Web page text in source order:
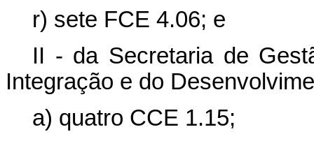
r) sete FCE 4.06; e
II - da Secretaria de
Integração e do
a) quatro CCE 1.15;